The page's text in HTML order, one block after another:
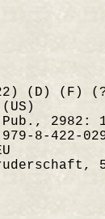
(D) (F)
2982:
8-422-